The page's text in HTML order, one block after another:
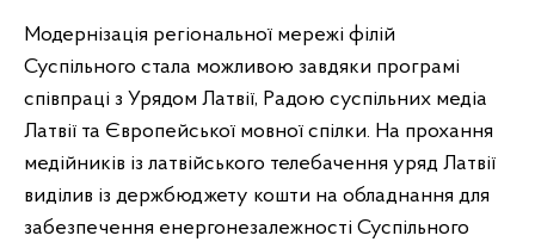
Модернізація регіональної мережі філій
Суспільного стала можливою завдяки програмі
співпраці з Урядом Латвії, Радою суспільних медіа
Латвії та Європейської мовної спілки. На прохання
медійників із латвійського телебачення уряд Латвії
виділив із держбюджету кошти на обладнання для
забезпечення енергонезалежності Суспільного